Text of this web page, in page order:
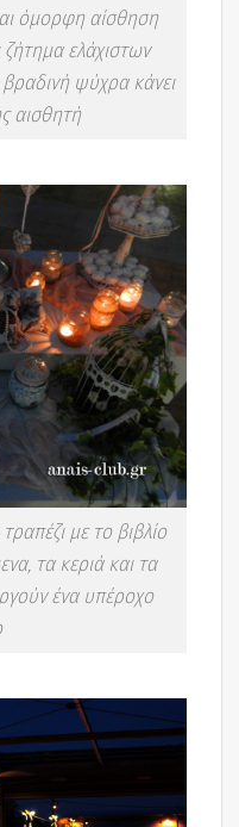
όμορφη αίσθηση
ζήτημα ελάχιστων
βραδινή ψύχρα κάνει
αισθητή
με το βιβλίο
τα κεριά και τα
ένα υπέροχο